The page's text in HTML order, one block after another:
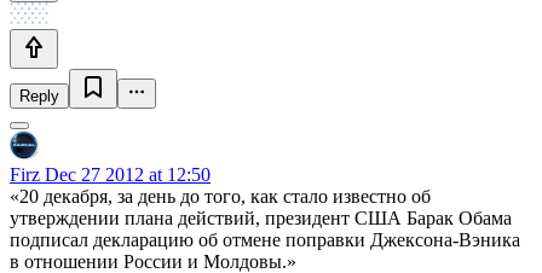
Reply
Firz Dec 27 2012 at 12:50
«20 декабря, за день до того, как стало известно об
утверждении плана действий, президент США Барак Обама
подписал декларацию об отмене поправки Джексона-Вэника
в отношении России и Молдовы.»